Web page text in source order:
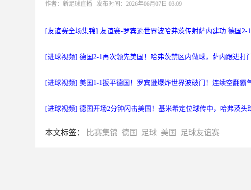
作者：新足球直播 发布时间：2026年06月07日 03:09
[友谊赛全场集锦] 友谊赛-罗宾逊世界波哈弗茨传射萨内建功 德国2-1
[进球视频] 德国2-1再次领先美国！哈弗茨禁区内做球，萨内跟进打
[进球视频] 美国1-1扳平德国！罗宾逊爆炸世界波破门！连续空翻霸
[进球视频] 德国开场2分钟闪击美国！基米希定位球传中，哈弗茨头
本文标签： 比赛集锦 德国 足球 美国 足球友谊赛